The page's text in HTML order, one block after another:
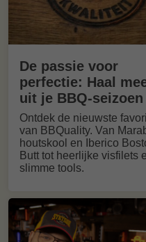
De passie voor
perfectie: Haal
uit je BBQ-seizoen
Ontdek de nieuwste
van BBQuality. Van
houtskool en Iberico
Butt tot heerlijke visfilets
slimme tools.